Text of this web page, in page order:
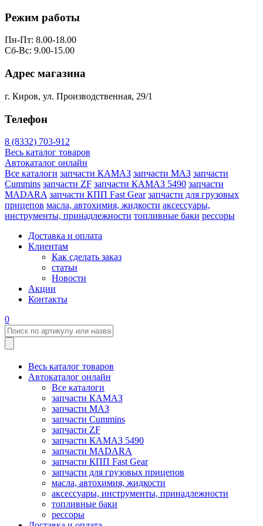
Режим работы
Пн-Пт: 8.00-18.00
Сб-Вс: 9.00-15.00
Адрес магазина
г. Киров, ул. Производственная, 29/1
Телефон
8 (8332) 703-912
Весь каталог товаров
Автокаталог онлайн
Все каталоги запчасти КАМАЗ запчасти МАЗ запчасти
Cummins запчасти ZF запчасти КАМАЗ 5490 запчасти
MADARA запчасти КПП Fast Gear запчасти для грузовых
прицепов масла, автохимия, жидкости аксессуары,
инструменты, принадлежности топливные баки рессоры
Доставка и оплата
Клиентам
Как сделать заказ
статьи
Новости
Акции
Контакты
0
Весь каталог товаров
Автокаталог онлайн
Все каталоги
запчасти КАМАЗ
запчасти МАЗ
запчасти Cummins
запчасти ZF
запчасти КАМАЗ 5490
запчасти MADARA
запчасти КПП Fast Gear
запчасти для грузовых прицепов
масла, автохимия, жидкости
аксессуары, инструменты, принадлежности
топливные баки
рессоры